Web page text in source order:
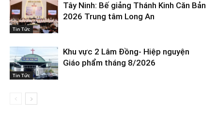
Tin Tức
Tây Ninh: Bế giảng Thánh Kinh Căn Bản
2026 Trung tâm Long An
Tin Tức
Khu vực 2 Lâm Đồng- Hiệp nguyện
Giáo phẩm tháng 8/2026